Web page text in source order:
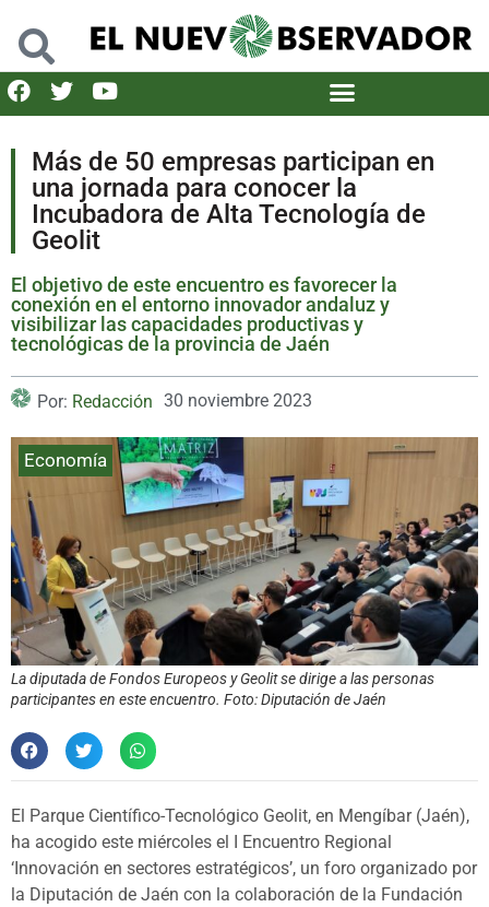
Más de 50 empresas participan en
una jornada para conocer la
Incubadora de Alta Tecnología de
Geolit
El objetivo de este encuentro es favorecer la
conexión en el entorno innovador andaluz y
visibilizar las capacidades productivas y
tecnológicas de la provincia de Jaén
Por: Redacción 30 noviembre 2023
Economía
La diputada de Fondos Europeos y Geolit se dirige a las personas
participantes en este encuentro. Foto: Diputación de Jaén
El Parque Científico-Tecnológico Geolit, en Mengíbar (Jaén),
ha acogido este miércoles el I Encuentro Regional
‘Innovación en sectores estratégicos’, un foro organizado por
la Diputación de Jaén con la colaboración de la Fundación